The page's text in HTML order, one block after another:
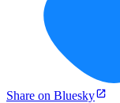
Share on Bluesky